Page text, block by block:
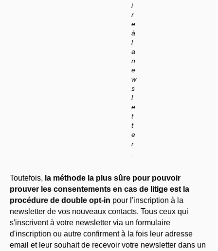
i
r
e
à
l
a
n
e
w
s
l
e
t
t
e
r
Toutefois, la méthode la plus sûre pour pouvoir
prouver les consentements en cas de litige est la
procédure de double opt-in pour l'inscription à la
newsletter de vos nouveaux contacts. Tous ceux qui
s'inscrivent à votre newsletter via un formulaire
d'inscription ou autre confirment à la fois leur adresse
email et leur souhait de recevoir votre newsletter dans un